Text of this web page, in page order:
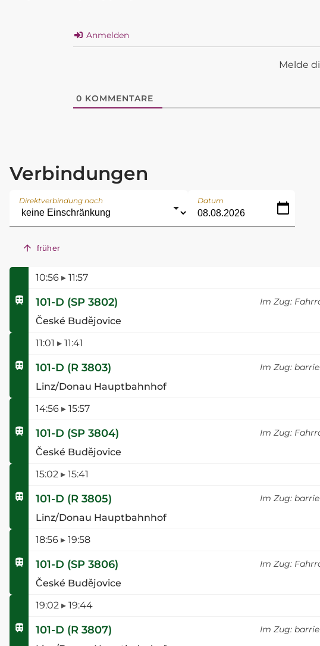
Anmelden
Melde
0 KOMMENTARE
Verbindungen
Direktverbindung nach Datum
früher
10:56 ▸ 11:57
101-D (SP 3802)
České Budějovice
Im Zug:
11:01 ▸ 11:41
101-D (R 3803)
Linz/Donau Hauptbahnhof
Im Zug:
14:56 ▸ 15:57
101-D (SP 3804)
České Budějovice
Im Zug:
15:02 ▸ 15:41
101-D (R 3805)
Linz/Donau Hauptbahnhof
Im Zug:
18:56 ▸ 19:58
101-D (SP 3806)
České Budějovice
Im Zug:
19:02 ▸ 19:44
101-D (R 3807)
Im Zug: